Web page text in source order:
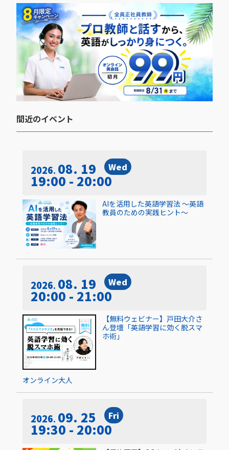
間近のイベント​
2026 08. 19 Wed
19:00 - 20:00
AIを活用した英語学習法 〜英語
教員のための実践ヒント〜
2026 08. 19 Wed
20:00 - 21:00
オンライン大人
【無料ウェビナー】戸田大介さ
ん登壇「英語学習に効く脱スマ
ホ術」
2026 09. 25 Fri
19:30 - 20:00